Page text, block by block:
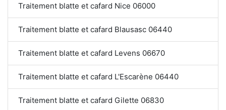
Traitement blatte et cafard Nice 06000
Traitement blatte et cafard Blausasc 06440
Traitement blatte et cafard Levens 06670
Traitement blatte et cafard L'Escarène 06440
Traitement blatte et cafard Gilette 06830